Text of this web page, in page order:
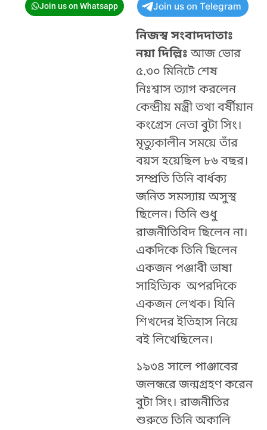
Join us on Whatsapp Join us on Telegram
নিজস্ব সংবাদদাতাঃ
নয়া দিল্লিঃআজ ভোর
৫.৩০ মিনিটে শেষ
নিঃশ্বাস ত্যাগ করলেন
কেন্দ্রীয় মন্ত্রী তথা বর্ষীয়ান
কংগ্রেস নেতা বুটা সিং।
মৃত্যুকালীন সময়ে তাঁর
বয়স হয়েছিল ৮৬ বছর।
সম্প্রতি তিনি বার্ধক্য
জনিত সমস্যায় অসুস্থ
ছিলেন। তিনি শুধু
রাজনীতিবিদ ছিলেন না।
একদিকে তিনি ছিলেন
একজন পঞ্জাবী ভাষা
সাহিত্যিক অপরদিকে
একজন লেখক। যিনি
শিখদের ইতিহাস নিয়ে
বই লিখেছিলেন।
১৯৩৪ সালে পাঞ্জাবের
জলন্ধরে জন্মগ্রহণ করেন
বুটা সিং। রাজনীতির
শুরুতে তিনি অকালি